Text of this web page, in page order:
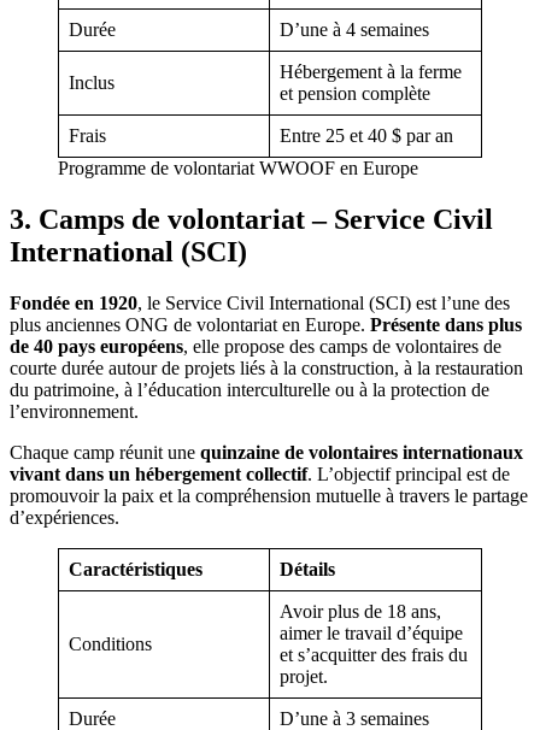
Durée D’une à 4 semaines
Inclus
Hébergement à la ferme
et pension complète
Frais
Entre 25 et 40 $ par an
Programme de volontariat WWOOF en Europe
3. Camps de volontariat – Service Civil
International (SCI)
Fondée en 1920, le Service Civil International (SCI) est l’une des
plus anciennes ONG de volontariat en Europe. Présente dans plus
de 40 pays européens, elle propose des camps de volontaires de
courte durée autour de projets liés à la construction, à la restauration
du patrimoine, à l’éducation interculturelle ou à la protection de
l’environnement.
Chaque camp réunit une quinzaine de volontaires internationaux
vivant dans un hébergement collectif. L’objectif principal est de
promouvoir la paix et la compréhension mutuelle à travers le partage
d’expériences.
Caractéristiques Détails
Conditions
Avoir plus de 18 ans,
aimer le travail d’équipe
et s’acquitter des frais du
projet.
Durée D’une à 3 semaines